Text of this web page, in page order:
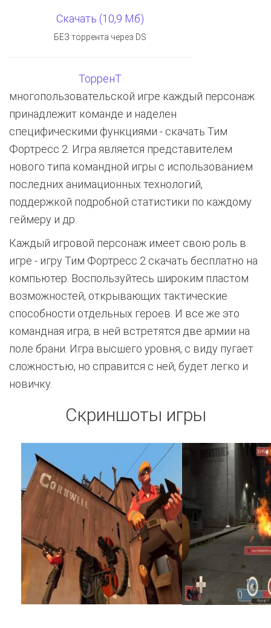
Скачать (10,9 Мб)
БЕЗ торрента через DS
ТорренТ
многопользовательской игре каждый персонаж
принадлежит команде и наделен
специфическими функциями - скачать Тим
Фортресс 2. Игра является представителем
нового типа командной игры с использованием
последних анимационных технологий,
поддержкой подробной статистики по каждому
геймеру и др.
Каждый игровой персонаж имеет свою роль в
игре - игру Тим Фортресс 2 скачать бесплатно на
компьютер. Воспользуйтесь широким пластом
возможностей, открывающих тактические
способности отдельных героев. И все же это
командная игра, в ней встретятся две армии на
поле брани. Игра высшего уровня, с виду пугает
сложностью, но справится с ней, будет легко и
новичку.
Скриншоты игры